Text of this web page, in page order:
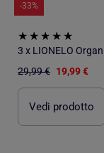
-33%
29,99 € 19,99 €
Vedi prodotto